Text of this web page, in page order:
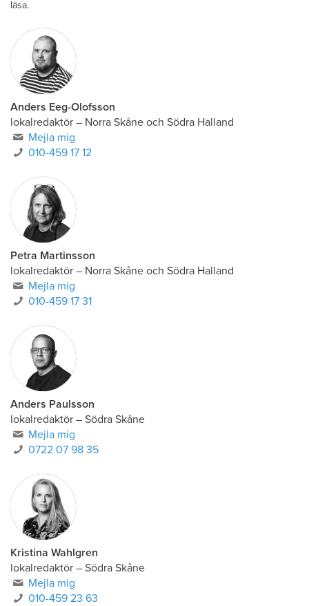
läsa.
Anders Eeg-Olofsson
lokalredaktör – Norra Skåne och Södra Halland
Mejla mig
010-459 17 12
Petra Martinsson
lokalredaktör – Norra Skåne och Södra Halland
Mejla mig
010-459 17 31
Anders Paulsson
lokalredaktör – Södra Skåne
Mejla mig
0722 07 98 35
Kristina Wahlgren
lokalredaktör – Södra Skåne
Mejla mig
010-459 23 63